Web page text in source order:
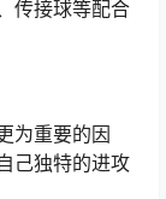
传接球等配合
为重要的因
己独特的进攻